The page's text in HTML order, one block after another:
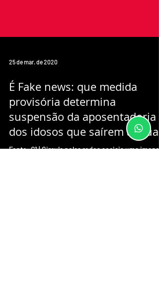
25 de mar. de 2020
É Fake news: que medida
provisória determina
suspensão da aposentadoria
dos idosos que saírem às rua